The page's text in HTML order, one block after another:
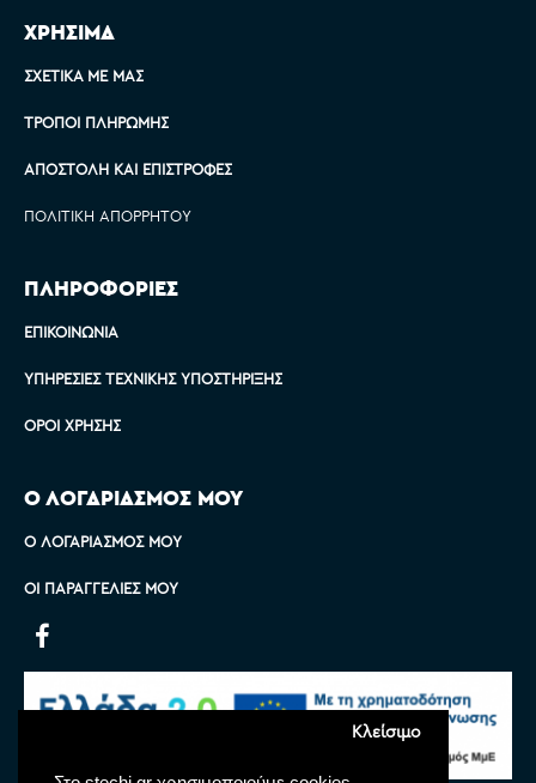
Κλείσιμο
ΧΡΗΣΙΜΑ
ΣΧΕΤΙΚΆ ΜΕ ΜΑΣ
ΤΡΌΠΟΙ ΠΛΗΡΩΜΉΣ
ΑΠΟΣΤΟΛΉ ΚΑΙ ΕΠΙΣΤΡΟΦΈΣ
ΠΟΛΙΤΙΚΉ ΑΠΟΡΡΉΤΟΥ
ΠΛΗΡΟΦΟΡΙΕΣ
ΕΠΙΚΟΙΝΩΝΊΑ
ΥΠΗΡΕΣΊΕΣ ΤΕΧΝΙΚΉΣ ΥΠΟΣΤΉΡΙΞΗΣ
ΌΡΟΙ ΧΡΉΣΗΣ
Ο ΛΟΓΑΡΙΑΣΜΟΣ ΜΟΥ
Ο ΛΟΓΑΡΙΑΣΜΌΣ ΜΟΥ
ΟΙ ΠΑΡΑΓΓΕΛΊΕΣ ΜΟΥ